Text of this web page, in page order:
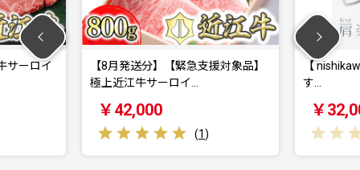
【8月発送分】【緊急支援対象品】
極上近江牛サーロイ…
(1 )
【 nishikawa/西川 】New
(0 )